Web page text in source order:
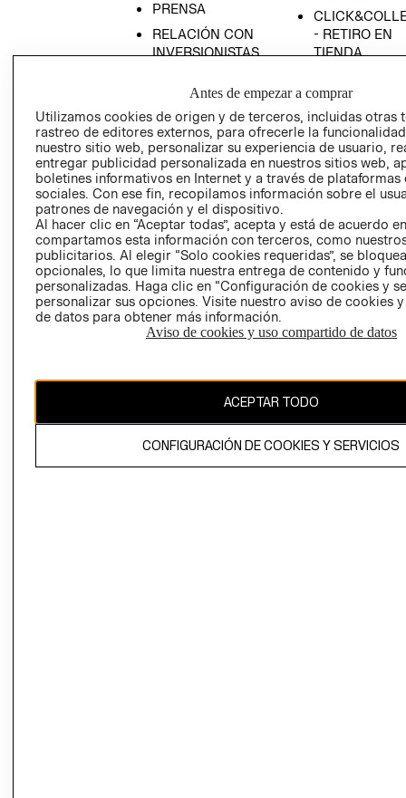
PRENSA
RELACIÓN CON
INVERSIONISTAS
EMPRESARIAL
- RETIRO EN
TIENDA
CONDICIONES
AVISO DE
PRIVACIDAD
GIFT CARD
AVISO DE
El contenido de esta página web está protegido por copyright y es
Antes de empezar a comprar
Utilizamos cookies de origen y de terceros, incluidas otras
rastreo de editores externos, para ofrecerle la
nuestro sitio web, personalizar su experiencia de usuario,
entregar publicidad personalizada en nuestros sitios web,
boletines informativos en Internet y a través de plataformas
sociales. Con ese fin, recopilamos información sobre el
patrones de navegación y el dispositivo.
Al hacer clic en “Aceptar todas”, acepta y está de acuerdo
compartamos esta información con terceros, como
publicitarios. Al elegir “Solo cookies requeridas”, se
opcionales, lo que limita nuestra entrega de contenido y
personalizadas. Haga clic en “Configuración de cookies y
personalizar sus opciones. Visite nuestro aviso de cookies
de datos para obtener más información.
Aviso de cookies y uso compartido de datos
ACEPTAR TODO
CONFIGURACIÓN DE COOKIES Y SERVICIOS